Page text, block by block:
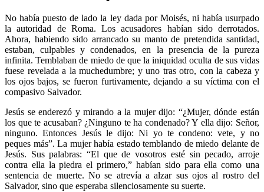
No había puesto de lado la ley dada por Moisés, ni había usurpado
la autoridad de Roma. Los acusadores habían sido derrotados.
Ahora, habiendo sido arrancado su manto de pretendida santidad,
estaban, culpables y condenados, en la presencia de la pureza
infinita. Temblaban de miedo de que la iniquidad oculta de sus vidas
fuese revelada a la muchedumbre; y uno tras otro, con la cabeza y
los ojos bajos, se fueron furtivamente, dejando a su víctima con el
compasivo Salvador.
Jesús se enderezó y mirando a la mujer dijo: “¿Mujer, dónde están
los que te acusaban? ¿Ninguno te ha condenado? Y ella dijo: Señor,
ninguno. Entonces Jesús le dijo: Ni yo te condeno: vete, y no
peques más”. La mujer había estado temblando de miedo delante de
Jesús. Sus palabras: “El que de vosotros esté sin pecado, arroje
contra ella la piedra el primero,” habían sido para ella como una
sentencia de muerte. No se atrevía a alzar sus ojos al rostro del
Salvador, sino que esperaba silenciosamente su suerte.